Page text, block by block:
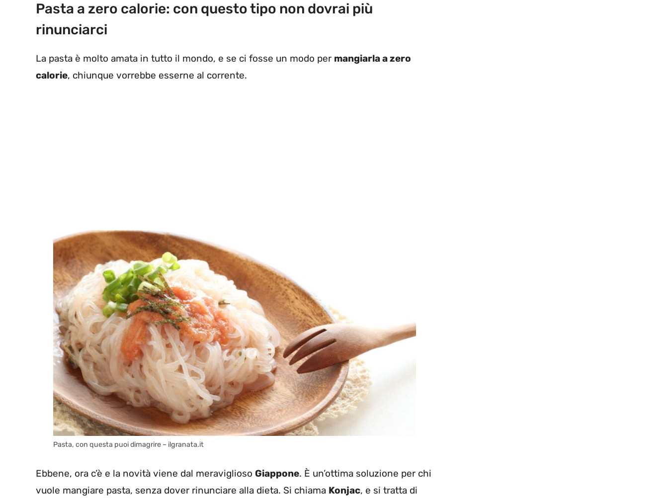
Pasta a zero calorie: con questo tipo non dovrai più
rinunciarci
La pasta è molto amata in tutto il mondo, e se ci fosse un modo per mangiarla a zero
calorie, chiunque vorrebbe esserne al corrente.
Pasta, con questa puoi dimagrire – ilgranata.it
Ebbene, ora c’è e la novità viene dal meraviglioso Giappone. È un’ottima soluzione per chi
vuole mangiare pasta, senza dover rinunciare alla dieta. Si chiama Konjac, e si tratta di